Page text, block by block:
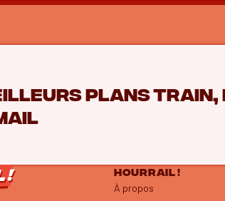
plans train,
HOURRAIL !
À propos